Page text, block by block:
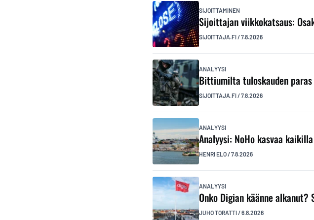
SIJOITTAMINEN
Sijoittajan viikkokatsaus:
SIJOITTAJA.FI/7.8.2026
ANALYYSI
Bittiumilta tuloskauden
SIJOITTAJA.FI/7.8.2026
ANALYYSI
Analyysi: NoHo kasvaa
HENRI ELO/7.8.2026
ANALYYSI
Onko Digian käänne alkanut?
JUHO TORATTI/6.8.2026